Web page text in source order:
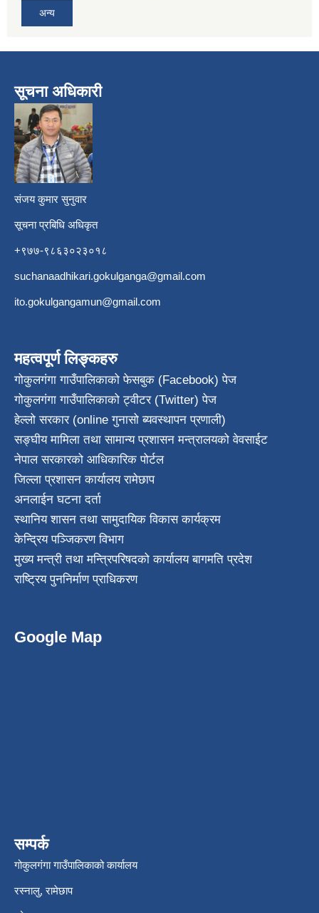
अन्य
सूचना अधिकारी
संजय कुमार सुनुवार
सूचना प्रबिधि अधिकृत
+९७७-९८६३०२३०१८
suchanaadhikari.gokulganga@gmail.com
ito.gokulgangamun@gmail.com
महत्वपूर्ण लिङ्कहरु
गोकुलगंगा गाउँपालिकाको फेसबुक (Facebook) पेज
गोकुलगंगा गाउँपालिकाको ट्वीटर (Twitter) पेज
हेल्लो सरकार (online गुनासो ब्यवस्थापन प्रणाली)
सङ्घीय मामिला तथा सामान्य प्रशासन मन्त्रालयको वेवसाईट
नेपाल सरकारको आधिकारिक पोर्टल
जिल्ला प्रशासन कार्यालय रामेछाप
अनलाईन घटना दर्ता
स्थानिय शासन तथा सामुदायिक विकास कार्यक्रम
केन्द्रिय पञ्जिकरण विभाग
मुख्य मन्त्री तथा मन्त्रिपरिषदको कार्यालय बागमति प्रदेश
राष्ट्रिय पुननिर्माण प्राधिकरण
Google Map
सम्पर्क
गोकुलगंगा गाउँपालिकाको कार्यालय
रस्नालु, रामेछाप